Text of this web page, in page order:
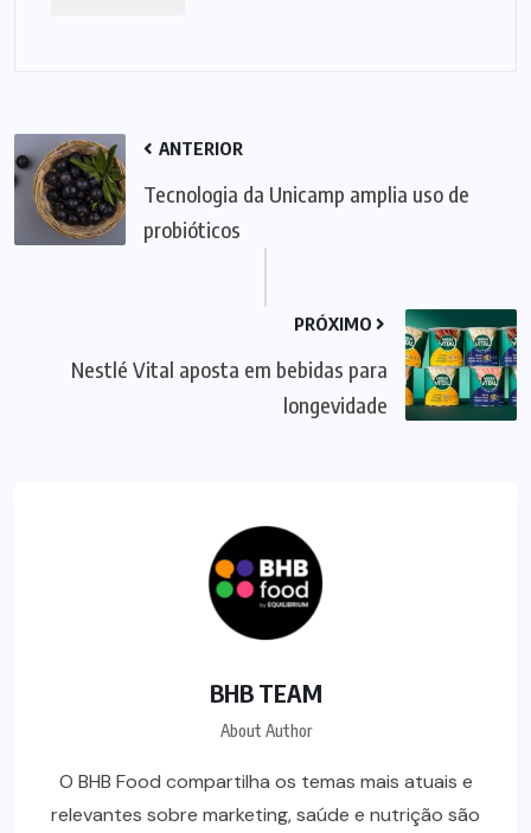
ANTERIOR
Tecnologia da Unicamp amplia uso de
probióticos
PRÓXIMO
Nestlé Vital aposta em bebidas para
longevidade
BHB TEAM
About Author
O BHB Food compartilha os temas mais atuais e
relevantes sobre marketing, saúde e nutrição são